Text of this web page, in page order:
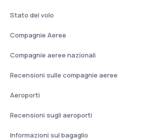
Stato del volo
Compagnie Aeree
Compagnie aeree nazionali
Recensioni sulle compagnie aeree
Aeroporti
Recensioni sugli aeroporti
Informazioni sul bagaglio